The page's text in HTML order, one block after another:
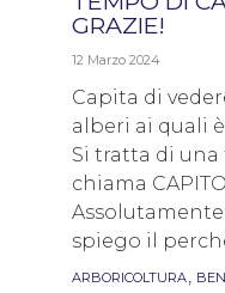
GRAZIE!
12 Marzo 2024
Capita di
alberi ai quali
Si tratta di una
chiama
spiego il
Tags
ARBORICOLTURA,